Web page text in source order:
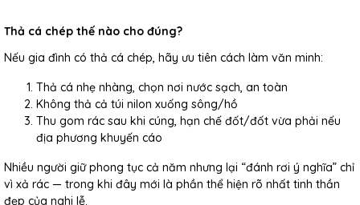
Thả cá chép thế nào cho đúng?
Nếu gia đình có thả cá chép, hãy ưu tiên cách làm văn minh:
Thả cá nhẹ nhàng, chọn nơi nước sạch, an toàn
Không thả cả túi nilon xuống sông/hồ
Thu gom rác sau khi cúng, hạn chế đốt/đốt vừa phải nếu
địa phương khuyến cáo
Nhiều người giữ phong tục cả năm nhưng lại “đánh rơi ý nghĩa” chỉ
vì xả rác — trong khi đây mới là phần thể hiện rõ nhất tinh thần
đẹp của nghi lễ.